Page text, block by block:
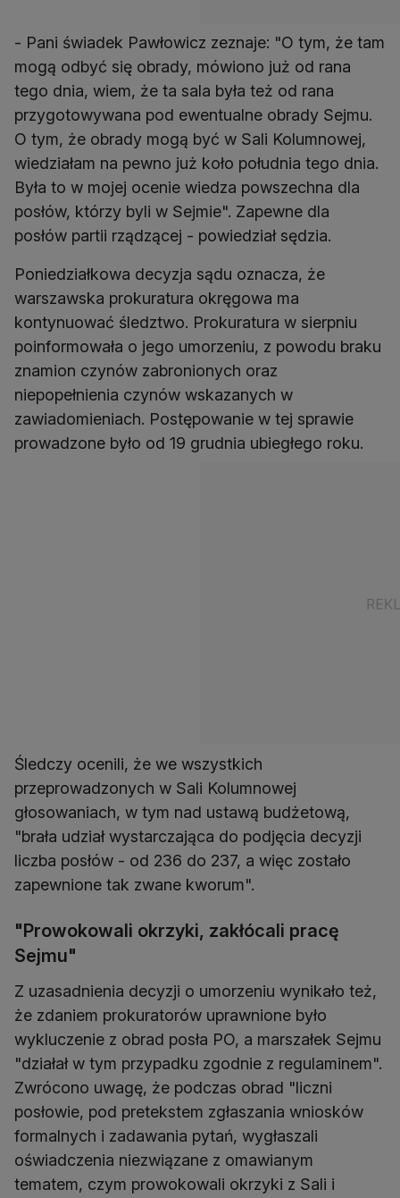
- Pani świadek Pawłowicz zeznaje: "O tym, że tam
mogą odbyć się obrady, mówiono już od rana
tego dnia, wiem, że ta sala była też od rana
przygotowywana pod ewentualne obrady Sejmu.
O tym, że obrady mogą być w Sali Kolumnowej,
wiedziałam na pewno już koło południa tego dnia.
Była to w mojej ocenie wiedza powszechna dla
posłów, którzy byli w Sejmie". Zapewne dla
posłów partii rządzącej - powiedział sędzia.
Poniedziałkowa decyzja sądu oznacza, że
warszawska prokuratura okręgowa ma
kontynuować śledztwo. Prokuratura w sierpniu
poinformowała o jego umorzeniu, z powodu braku
znamion czynów zabronionych oraz
niepopełnienia czynów wskazanych w
zawiadomieniach. Postępowanie w tej sprawie
prowadzone było od 19 grudnia ubiegłego roku.
Śledczy ocenili, że we wszystkich
przeprowadzonych w Sali Kolumnowej
głosowaniach, w tym nad ustawą budżetową,
"brała udział wystarczająca do podjęcia decyzji
liczba posłów - od 236 do 237, a więc zostało
zapewnione tak zwane kworum".
"Prowokowali okrzyki, zakłócali pracę
Sejmu"
Z uzasadnienia decyzji o umorzeniu wynikało też,
że zdaniem prokuratorów uprawnione było
wykluczenie z obrad posła PO, a marszałek Sejmu
"działał w tym przypadku zgodnie z regulaminem".
Zwrócono uwagę, że podczas obrad "liczni
posłowie, pod pretekstem zgłaszania wniosków
formalnych i zadawania pytań, wygłaszali
oświadczenia niezwiązane z omawianym
tematem, czym prowokowali okrzyki z Sali i